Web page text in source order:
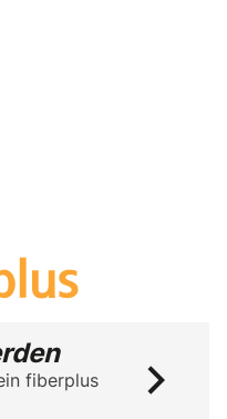
fiberplus